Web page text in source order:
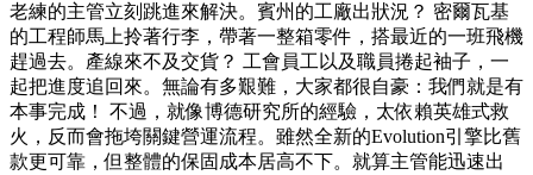
老練的主管立刻跳進來解決。賓州的工廠出狀況？ 密爾瓦基
的工程師馬上拎著行李，帶著一整箱零件，搭最近的一班飛機
趕過去。產線來不及交貨？ 工會員工以及職員捲起袖子，一
起把進度追回來。無論有多艱難，大家都很自豪：我們就是有
本事完成！ 不過，就像博德研究所的經驗，太依賴英雄式救
火，反而會拖垮關鍵營運流程。雖然全新的Evolution引擎比舊
款更可靠，但整體的保固成本居高不下。就算主管能迅速出